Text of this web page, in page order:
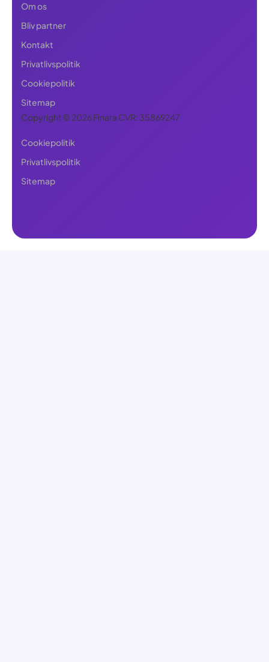
Om os
Bliv partner
Kontakt
Privatlivspolitik
Cookiepolitik
Sitemap
Copyright © 2026 Finara CVR: 35869247
Cookiepolitik
Privatlivspolitik
Sitemap